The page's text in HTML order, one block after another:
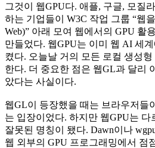
그것이 웹GPU다. 애플, 구글, 모질
하는 기업들이 W3C 작업 그룹 “웹
Web)” 아래 모여 웹에서의 GPU 활
만들었다. 웹GPU는 이미 웹 AI 세
켰다. 오늘날 거의 모든 로컬 생성
한다. 더 중요한 점은 웹GL과 달리
았다는 사실이다.
웹GL이 등장했을 때는 브라우저들
는 입장이었다. 하지만 웹GPU는 다
잘못된 명칭이 됐다. Dawn이나
웹 외부의 GPU 프로그래밍에서 점